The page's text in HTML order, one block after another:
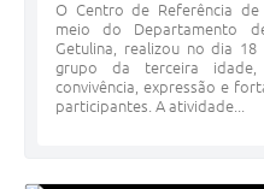
O Centro de Referência de
meio do Departamento
Getulina, realizou no dia
grupo da terceira idade,
convivência, expressão e
participantes. A atividade...